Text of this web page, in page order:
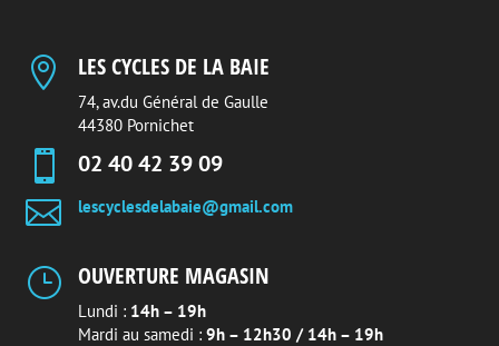
 LES CYCLES DE LA BAIE
74, av.du Général de Gaulle
44380 Pornichet
 02 40 42 39 09
 lescyclesdelabaie@gmail.com
} OUVERTURE MAGASIN
Lundi : 14h – 19h
Mardi au samedi : 9h – 12h30 / 14h – 19h